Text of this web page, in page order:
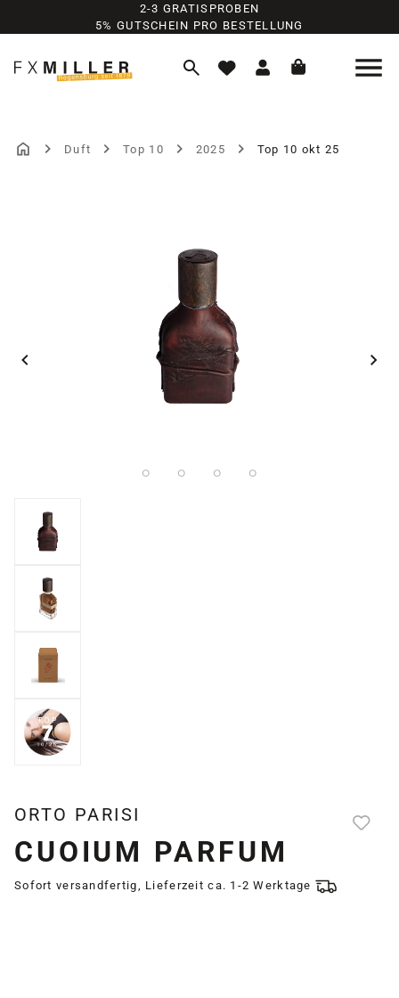
Zum Hauptinhalt springen
2-3 GRATISPROBEN
5% GUTSCHEIN PRO BESTELLUNG
Duft Top 10 2025 Top 10 okt 25
ORTO PARISI
CUOIUM PARFUM
Sofort versandfertig, Lieferzeit ca. 1-2 Werktage